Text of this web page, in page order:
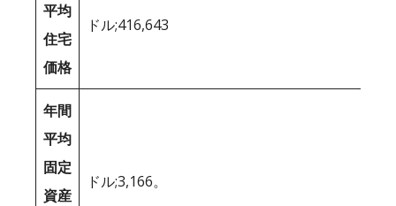
平均
住宅
価格
ドル;416,643
年間
平均
固定
資産
ドル;3,166。